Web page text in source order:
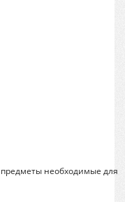
необходимые для